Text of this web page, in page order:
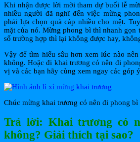
Khi nhận được lời mời tham dự buổi lễ
nhiều người đã nghĩ đến việc mừng
phải lựa chọn quà cáp nhiều cho mệt.
mặt của nó. Mừng phong bì thì nhanh gọn
số trường hợp thì lại không được hay,
Vậy để tìm hiểu sâu hơn xem lúc nào
không. Hoặc đi khai trương có nên đi
vị và các bạn hãy cùng xem ngay các góp
Chúc mừng khai trương có nên đi phong bì
Trả lời: Khai trương có
không? Giải thích tại sao?